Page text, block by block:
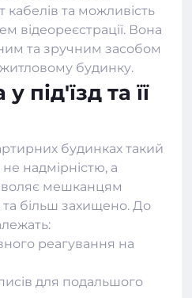
та можливість
відеореєстрації. Вона
та зручним засобом
будинку.
під'їзд та її
будинках такий
надмірністю, а
мешканцям
та більш захищено. До
реагування на
для подальшого